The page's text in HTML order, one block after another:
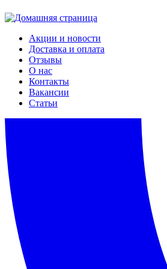
Акции и новости
Доставка и оплата
Отзывы
О нас
Контакты
Вакансии
Статьи